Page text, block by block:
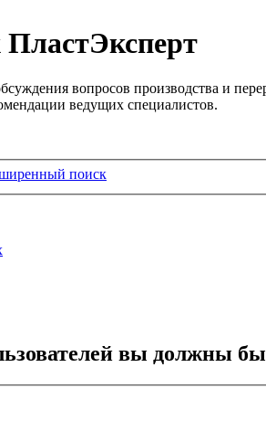
вопросов производства и
ведущих специалистов.
поиск
вы должны